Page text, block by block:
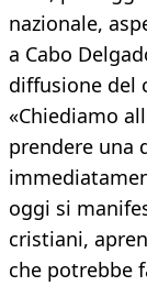
nazionale,
a Cabo
diffusione del
«Chiediamo
prendere una
oggi si
cristiani,
che potrebbe